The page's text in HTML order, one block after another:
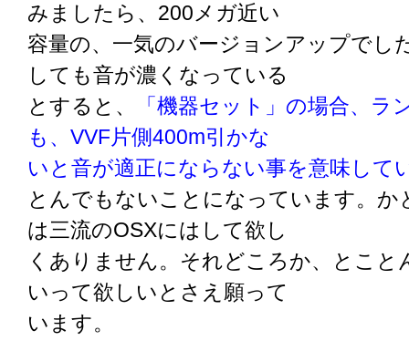
みましたら、200メガ近い
容量の、一気のバージョンアップでし
しても音が濃くなっている
とすると、
「機器セット」の場合、ラ
も、VVF片側400m引かな
いと音が適正にならない事を意味して
とんでもないことになっています。か
は三流のOSXにはして欲し
くありません。それどころか、とこと
いって欲しいとさえ願って
います。